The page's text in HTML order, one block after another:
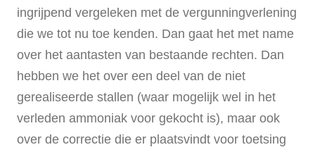
ingrijpend vergeleken met de vergunningverlening
die we tot nu toe kenden. Dan gaat het met name
over het aantasten van bestaande rechten. Dan
hebben we het over een deel van de niet
gerealiseerde stallen (waar mogelijk wel in het
verleden ammoniak voor gekocht is), maar ook
over de correctie die er plaatsvindt voor toetsing